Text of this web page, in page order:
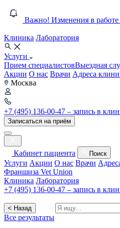
Важно! Изменения в работе
Клиника Лаборатория
Услуги
Прием специалистовВыездная
Акции О нас Врачи Адреса
Москва
+7 (495) 136-00-47 – запись в
Записаться на приём
Кабинет пациента Поиск
Услуги Акции О нас Врачи
Франшиза Vet Union
Клиника Лаборатория
+7 (495) 136-00-47 – запись в
< Назад
Все результаты